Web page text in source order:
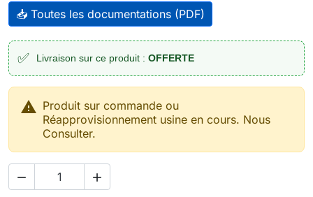
📥 Toutes les documentations (PDF)
✅ Livraison sur ce produit : OFFERTE
 Produit sur commande ou
Réapprovisionnement usine en cours. Nous
Consulter.
 